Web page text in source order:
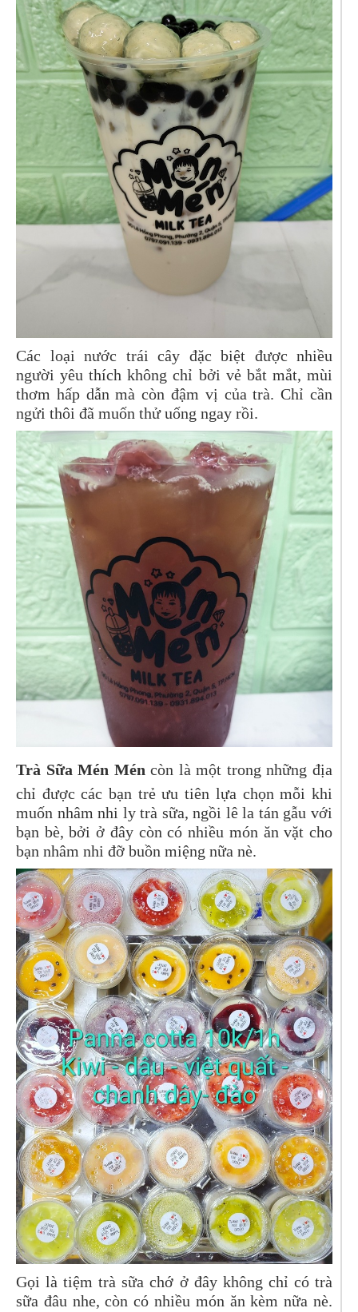
Các loại nước trái cây đặc biệt được nhiều
người yêu thích không chỉ bởi vẻ bắt mắt, mùi
thơm hấp dẫn mà còn đậm vị của trà. Chỉ cần
ngửi thôi đã muốn thử uống ngay rồi.
Trà Sữa Mén Mén còn là một trong những địa
chỉ được các bạn trẻ ưu tiên lựa chọn mỗi khi
muốn nhâm nhi ly trà sữa, ngồi lê la tán gẫu với
bạn bè, bởi ở đây còn có nhiều món ăn vặt cho
bạn nhâm nhi đỡ buồn miệng nữa nè.
Gọi là tiệm trà sữa chớ ở đây không chỉ có trà
sữa đâu nhe, còn có nhiều món ăn kèm nữa nè.